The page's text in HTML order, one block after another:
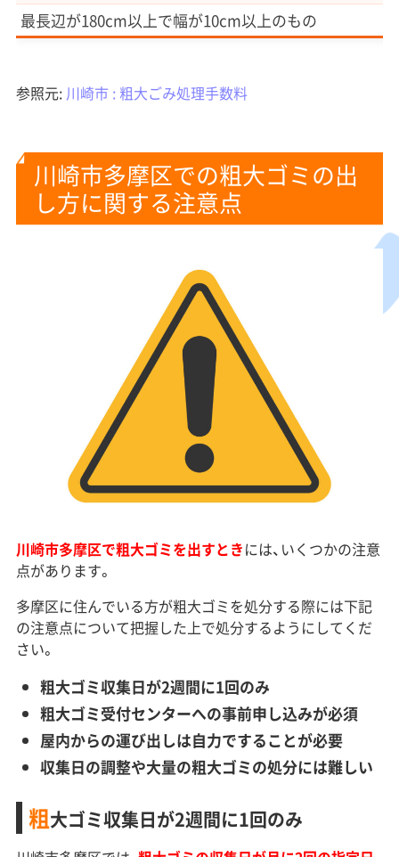
最長辺が180cm以上で幅が10cm以上のもの
参照元: 川崎市 : 粗大ごみ処理手数料
川崎市多摩区での粗大ゴミの出
し方に関する注意点
川崎市多摩区で粗大ゴミを出すときには、いくつかの注意
点があります。
多摩区に住んでいる方が粗大ゴミを処分する際には下記
の注意点について把握した上で処分するようにしてくだ
さい。
粗大ゴミ収集日が2週間に1回のみ
粗大ゴミ受付センターへの事前申し込みが必須
屋内からの運び出しは自力ですることが必要
収集日の調整や大量の粗大ゴミの処分には難しい
粗大ゴミ収集日が2週間に1回のみ